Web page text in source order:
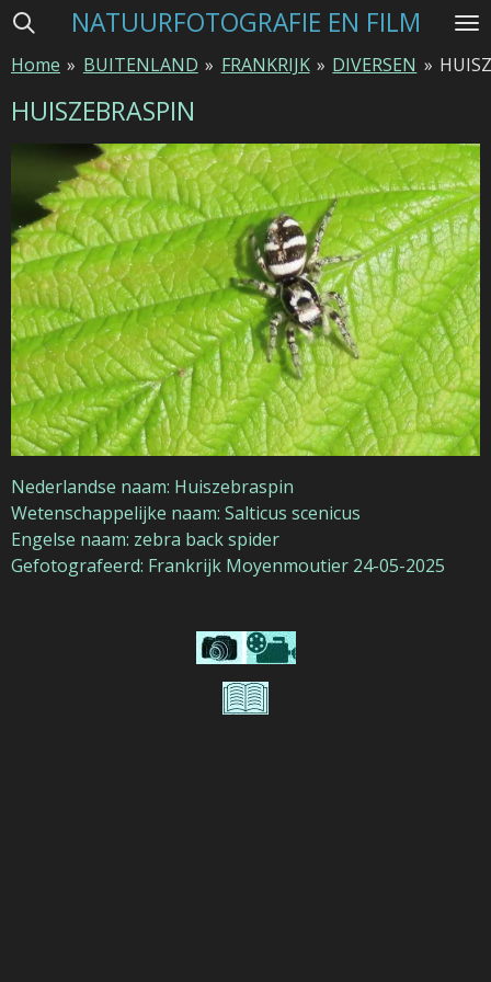
Ga
naar
de
NATUURFOTOGRAFIE EN FILM
Home » BUITENLAND » FRANKRIJK » DIVERSEN »
HUISZEBRASPIN
Nederlandse naam: Huiszebraspin
Wetenschappelijke naam: Salticus scenicus
Engelse naam: zebra back spider
Gefotografeerd: Frankrijk Moyenmoutier 24-05-2025